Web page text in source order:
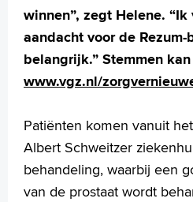
English
Français
Polski
winnen”, zegt Helene.
aandacht voor de
belangrijk.” Stemmen
www.vgz.nl/
Patiënten komen vanuit
Albert Schweitzer
behandeling, waarbij een
van de prostaat wordt